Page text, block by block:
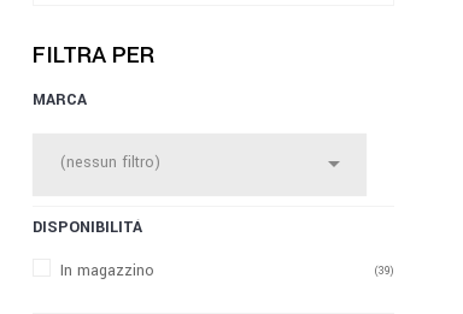
FILTRA PER
MARCA
(nessun filtro) 
DISPONIBILITÀ
In magazzino
(39)